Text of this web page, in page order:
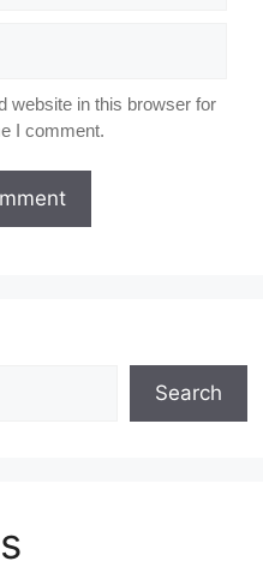
website in this browser for
I comment.
Search